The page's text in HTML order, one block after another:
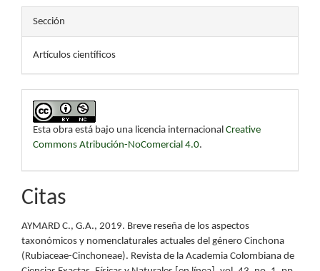
Sección
Artículos científicos
Esta obra está bajo una licencia internacional Creative
Commons Atribución-NoComercial 4.0.
Citas
AYMARD C., G.A., 2019. Breve reseña de los aspectos
taxonómicos y nomenclaturales actuales del género Cinchona
(Rubiaceae-Cinchoneae). Revista de la Academia Colombiana de